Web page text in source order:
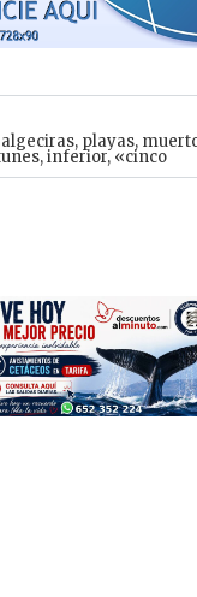
algeciras, playas,
,inferior,«cinco